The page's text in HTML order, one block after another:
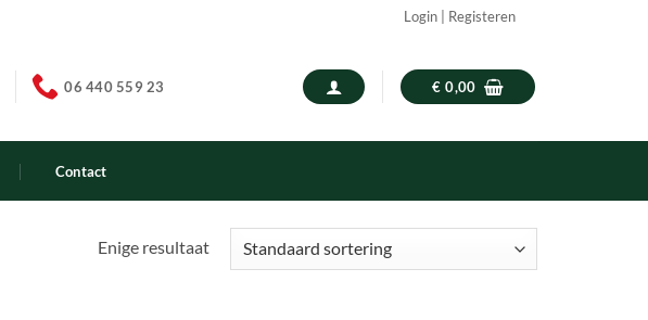
Login | Registeren
06 440 559 23 € 0,00
Contact
Enige resultaat